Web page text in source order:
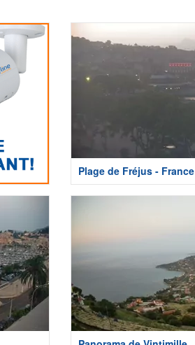
Plage de Fréjus - France